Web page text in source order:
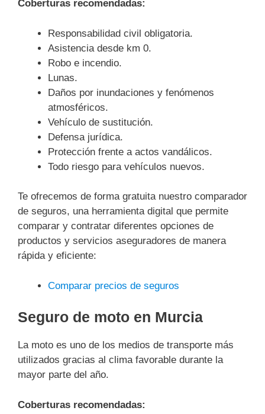
Coberturas recomendadas:
Responsabilidad civil obligatoria.
Asistencia desde km 0.
Robo e incendio.
Lunas.
Daños por inundaciones y fenómenos
atmosféricos.
Vehículo de sustitución.
Defensa jurídica.
Protección frente a actos vandálicos.
Todo riesgo para vehículos nuevos.
Te ofrecemos de forma gratuita nuestro comparador
de seguros, una herramienta digital que permite
comparar y contratar diferentes opciones de
productos y servicios aseguradores de manera
rápida y eficiente:
Comparar precios de seguros
Seguro de moto en Murcia
La moto es uno de los medios de transporte más
utilizados gracias al clima favorable durante la
mayor parte del año.
Coberturas recomendadas: